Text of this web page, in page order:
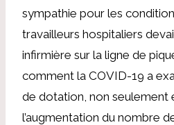
sympathie pour les
travailleurs hospitaliers
infirmière sur la ligne de
comment la COVID-19 a
de dotation, non seulement
l’augmentation du nombre